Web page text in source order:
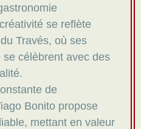
se reflète
Través, où ses
célèbrent avec des
de
Bonito propose
mettant en valeur